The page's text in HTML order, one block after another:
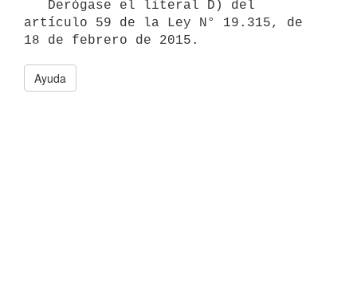
artículo 59 de la Ley N° 19.315, de
Ayuda